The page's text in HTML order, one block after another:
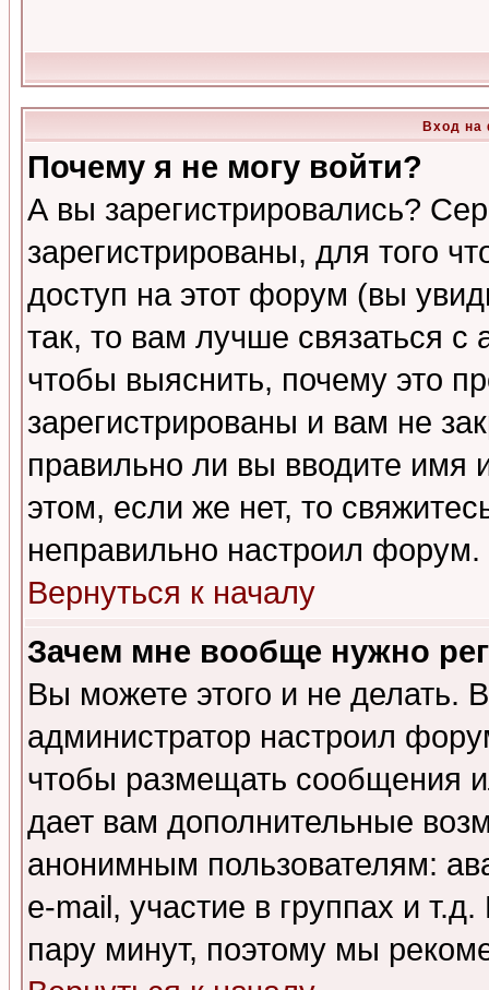
Вход на
Почему я не могу войти?
А вы зарегистрировались?
зарегистрированы, для того
доступ на этот форум (вы
так, то вам лучше связаться
чтобы выяснить, почему это
зарегистрированы и вам не
правильно ли вы вводите
этом, если же нет, то
неправильно настроил форум.
Вернуться к началу
Зачем мне вообще нужно
Вы можете этого и не делать.
администратор настроил
чтобы размещать сообщения
дает вам дополнительные
анонимным пользователям:
e-mail, участие в группах и
пару минут, поэтому мы